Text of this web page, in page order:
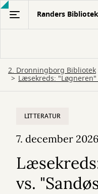
Gå
hovedindhold
Randers Bibliotek
2. Dronningborg Bibliotek
Læsekreds:
LITTERATUR
7. december 2026
vs.